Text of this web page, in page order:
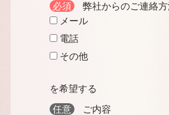
必須
弊社からのご連絡
メール
電話
その他
を希望する
任意
ご内容